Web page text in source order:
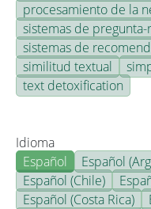
procesamiento de la
sistemas de
sistemas de
similitud textual
text detoxification
Idioma
Español
Español
Español (Chile)
Español (Costa Rica)